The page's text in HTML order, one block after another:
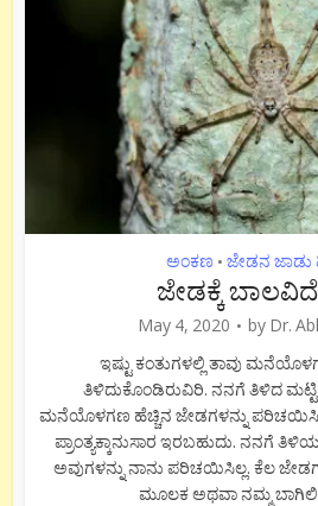
ಅಂಕಣ • ಜೇಡನ ಜಾಡು
ಜೇಡಕ್ಕೆ
May 4, 2020 by Dr.
ಇಷ್ಟು ಕಂತುಗಳಲ್ಲಿ ತಾವು
ತಿಳಿದುಕೊಂಡಿರುವಿರಿ. ನನಗೆ ತಿಳಿದ
ಮನೆಯೊಳಗಣ ಹೆಚ್ಚಿನ ಜೇಡಗಳನ್ನು
ಪ್ರಾಂತ್ಯಕ್ಕಾನುಸಾರ ಇರಬಹುದು. ನನಗೆ
ಅವುಗಳನ್ನು ನಾನು ಪರಿಚಯಿಸಿಲ್ಲ. ಕೆಲ
ಮೂಲಕ ಅಥವಾ ನಮ್ಮ